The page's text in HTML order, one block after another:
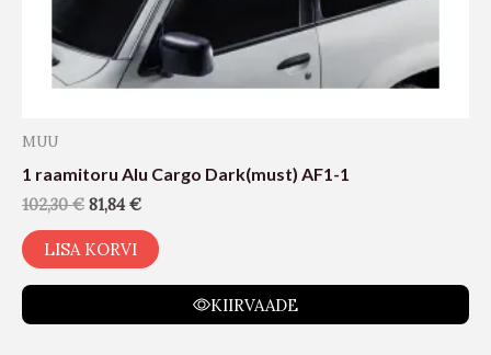
MUU
1 raamitoru Alu Cargo Dark(must) AF1-1
102,30€ 81,84€
LISA KORVI
KIIRVAADE